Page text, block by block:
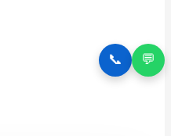
📞 💬